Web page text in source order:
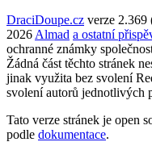
DraciDoupe.cz verze 2.369
2026 Almad a ostatní
ochranné známky
Žádná část těchto stránek
jinak využita bez svolení
svolení autorů jednotlivých
Tato verze stránek je open
podle dokumentace.